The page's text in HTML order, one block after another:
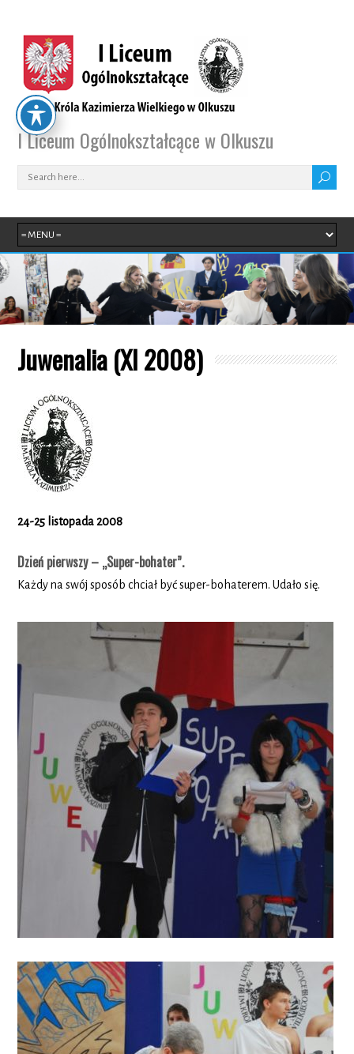
I Liceum Ogólnokształcące w Olkuszu
Juwenalia (XI 2008)
24-25 listopada 2008
Dzień pierwszy – „Super-bohater”.
Każdy na swój sposób chciał być super-bohaterem. Udało się.